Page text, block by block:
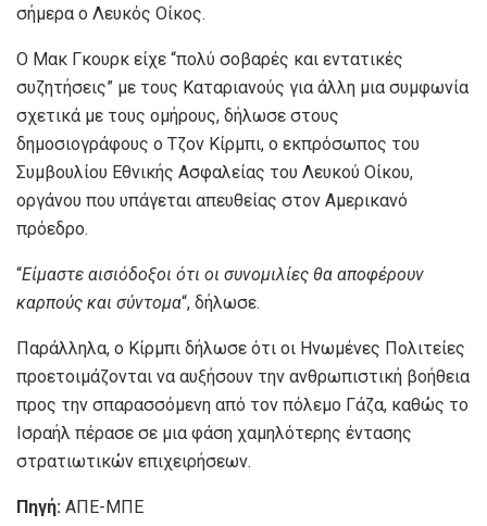
σήμερα ο Λευκός Οίκος.
Ο Μακ Γκουρκ είχε “πολύ σοβαρές και εντατικές
συζητήσεις” με τους Καταριανούς για άλλη μια συμφωνία
σχετικά με τους ομήρους, δήλωσε στους
δημοσιογράφους ο Τζον Κίρμπι, ο εκπρόσωπος του
Συμβουλίου Εθνικής Ασφαλείας του Λευκού Οίκου,
οργάνου που υπάγεται απευθείας στον Αμερικανό
πρόεδρο.
“Είμαστε αισιόδοξοι ότι οι συνομιλίες θα αποφέρουν
καρπούς και σύντομα“, δήλωσε.
Παράλληλα, ο Κίρμπι δήλωσε ότι οι Ηνωμένες Πολιτείες
προετοιμάζονται να αυξήσουν την ανθρωπιστική βοήθεια
προς την σπαρασσόμενη από τον πόλεμο Γάζα, καθώς το
Ισραήλ πέρασε σε μια φάση χαμηλότερης έντασης
στρατιωτικών επιχειρήσεων.
Πηγή: ΑΠΕ-ΜΠΕ